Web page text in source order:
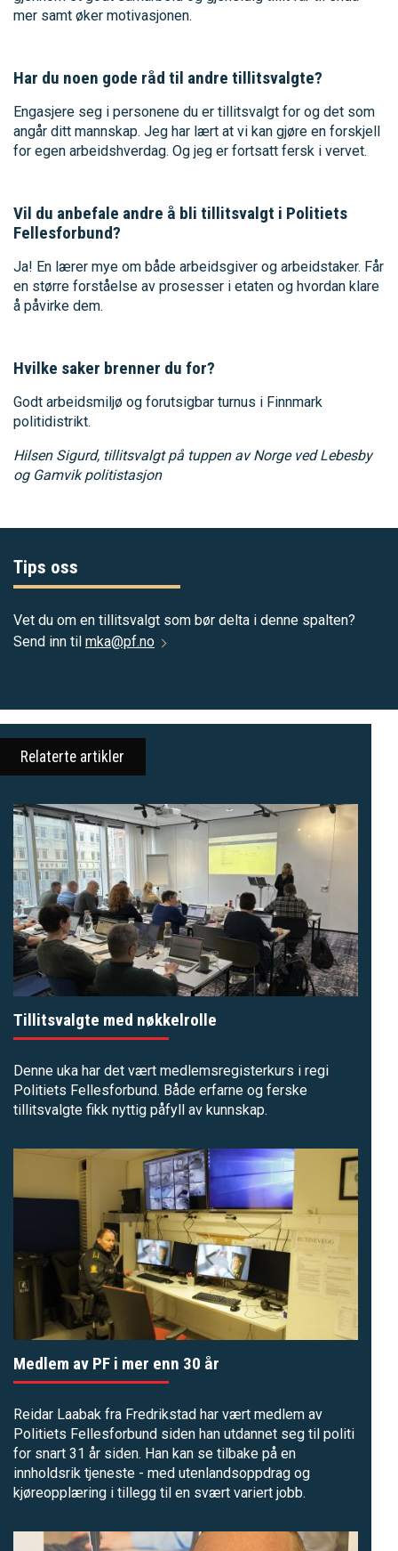
mer samt øker motivasjonen.
Har du noen gode råd til andre tillitsvalgte?
Engasjere seg i personene du er tillitsvalgt for og det som
angår ditt mannskap. Jeg har lært at vi kan gjøre en forskjell
for egen arbeidshverdag. Og jeg er fortsatt fersk i vervet.
Vil du anbefale andre å bli tillitsvalgt i Politiets
Fellesforbund?
Ja! En lærer mye om både arbeidsgiver og arbeidstaker. Får
en større forståelse av prosesser i etaten og hvordan klare
å påvirke dem.
Hvilke saker brenner du for?
Godt arbeidsmiljø og forutsigbar turnus i Finnmark
politidistrikt.
Hilsen Sigurd, tillitsvalgt på tuppen av Norge ved Lebesby
og Gamvik politistasjon
Tips oss
Vet du om en tillitsvalgt som bør delta i denne spalten?
Send inn til mka@pf.no
Relaterte artikler
Tillitsvalgte med nøkkelrolle
Denne uka har det vært medlemsregisterkurs i regi
Politiets Fellesforbund. Både erfarne og ferske
tillitsvalgte fikk nyttig påfyll av kunnskap.
Medlem av PF i mer enn 30 år
Reidar Laabak fra Fredrikstad har vært medlem av
Politiets Fellesforbund siden han utdannet seg til politi
for snart 31 år siden. Han kan se tilbake på en
innholdsrik tjeneste - med utenlandsoppdrag og
kjøreopplæring i tillegg til en svært variert jobb.